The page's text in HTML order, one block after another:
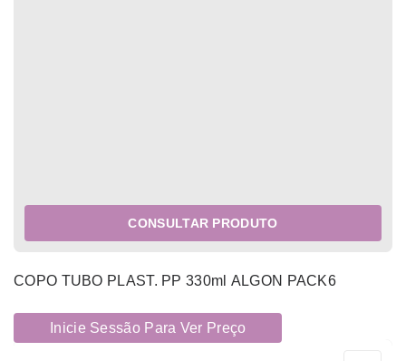
CONSULTAR PRODUTO
COPO TUBO PLAST. PP 330ml ALGON PACK6
Inicie Sessão Para Ver Preço